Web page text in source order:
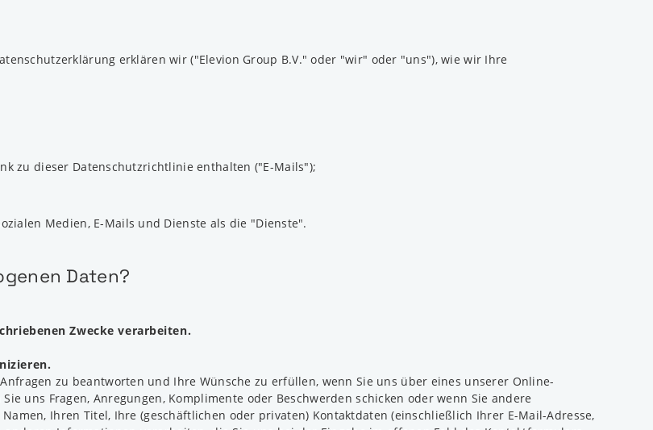
erklären wir ("Elevion Group B.V." oder "wir" oder "uns"), wie wir Ihre
zu dieser Datenschutzrichtlinie enthalten ("E-Mails");
Medien, E-Mails und Dienste als die "Dienste".
Daten?
Zwecke verarbeiten.
zu beantworten und Ihre Wünsche zu erfüllen, wenn Sie uns über eines unserer Online-
uns Fragen, Anregungen, Komplimente oder Beschwerden schicken oder wenn Sie andere
Ihren Titel, Ihre (geschäftlichen oder privaten) Kontaktdaten (einschließlich Ihrer E-Mail-Adresse,